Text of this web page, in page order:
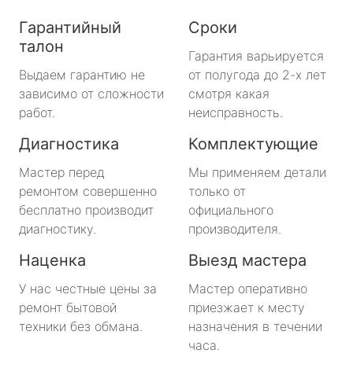
Гарантийный
талон
Выдаем гарантию не
зависимо от сложности
работ.
Сроки
Гарантия варьируется
от полугода до 2-х лет
смотря какая
неисправность.
Диагностика
Мастер перед
ремонтом совершенно
бесплатно производит
диагностику.
Комплектующие
Мы применяем детали
только от
официального
производителя.
Наценка
У нас честные цены за
ремонт бытовой
техники без обмана.
Выезд мастера
Мастер оперативно
приезжает к месту
назначения в течении
часа.